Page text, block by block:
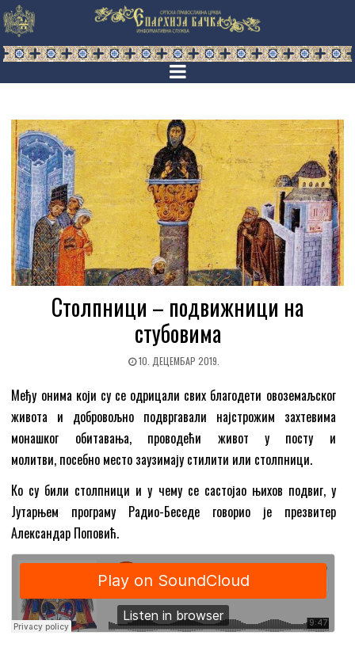
Стoлпници – подвижници на
стубовима
10. ДЕЦЕМБАР 2019.
Међу онима који су се одрицали свих благодети овоземаљског
живота и добровољно подвргавали најстрожим захтевима
монашког обитавања, проводећи живот у посту и
молитви, посебно место заузимају стилити или столпници.
Ко су били столпници и у чему се састојао њихов подвиг, у
Јутарњем програму Радио-Беседе говорио је презвитер
Александар Поповић.